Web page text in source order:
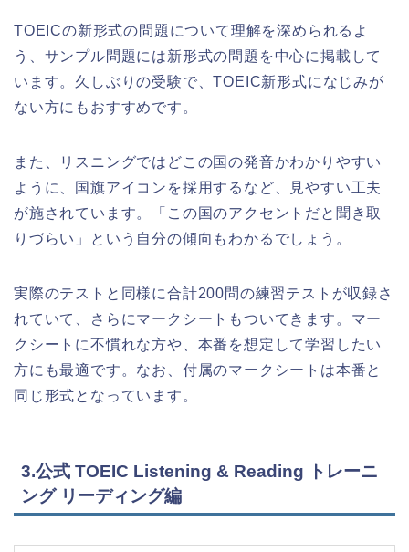
TOEICの新形式の問題について理解を深められるよ
う、サンプル問題には新形式の問題を中心に掲載して
います。久しぶりの受験で、TOEIC新形式になじみが
ない方にもおすすめです。
また、リスニングではどこの国の発音かわかりやすい
ように、国旗アイコンを採用するなど、見やすい工夫
が施されています。「この国のアクセントだと聞き取
りづらい」という自分の傾向もわかるでしょう。
実際のテストと同様に合計200問の練習テストが収録さ
れていて、さらにマークシートもついてきます。マー
クシートに不慣れな方や、本番を想定して学習したい
方にも最適です。なお、付属のマークシートは本番と
同じ形式となっています。
3.公式 TOEIC Listening & Reading トレーニ
ング リーディング編